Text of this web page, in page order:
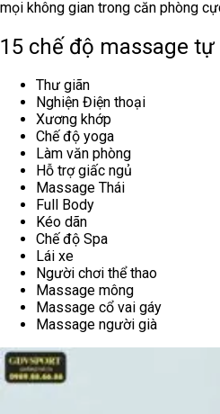
mọi không gian trong căn phòng
15 chế độ massage tự
Thư giãn
Nghiện Điện thoại
Xương khớp
Chế độ yoga
Làm văn phòng
Hỗ trợ giấc ngủ
Massage Thái
Full Body
Kéo dãn
Chế độ Spa
Lái xe
Người chơi thể thao
Massage mông
Massage cổ vai gáy
Massage người già